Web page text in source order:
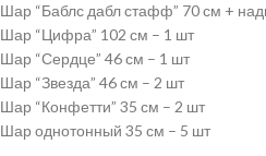
Шар “Баблс дабл стафф” 70 см +
Шар “Цифра” 102 см – 1 шт
Шар “Сердце” 46 см – 1 шт
Шар “Звезда” 46 см – 2 шт
Шар “Конфетти” 35 см – 2 шт
Шар однотонный 35 см – 5 шт